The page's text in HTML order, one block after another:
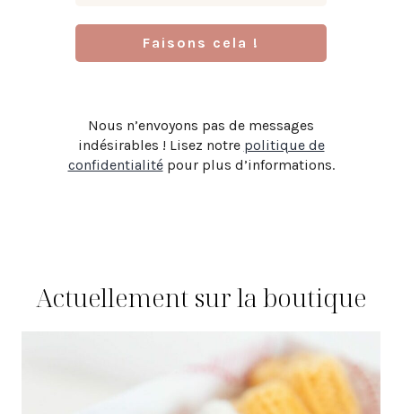
Nous n’envoyons pas de messages
indésirables ! Lisez notre politique de
confidentialitépour plus d’informations.
Actuellement sur la boutique